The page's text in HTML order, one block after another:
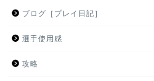
ブログ［プレイ日記］
選手使用感
攻略